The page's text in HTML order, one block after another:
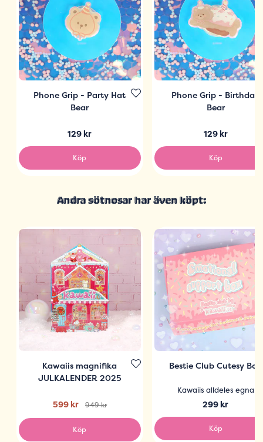
Phone Grip - Party Hat
Bear
129 kr
Köp
Phone Grip - Birthday
Bear
129 kr
Köp
Andra sötnosar har även köpt:
Kawaiis magnifika
JULKALENDER 2025
599 kr 949 kr
Köp
Bestie Club Cutesy Box
Kawaiis alldeles egna
299 kr
Köp